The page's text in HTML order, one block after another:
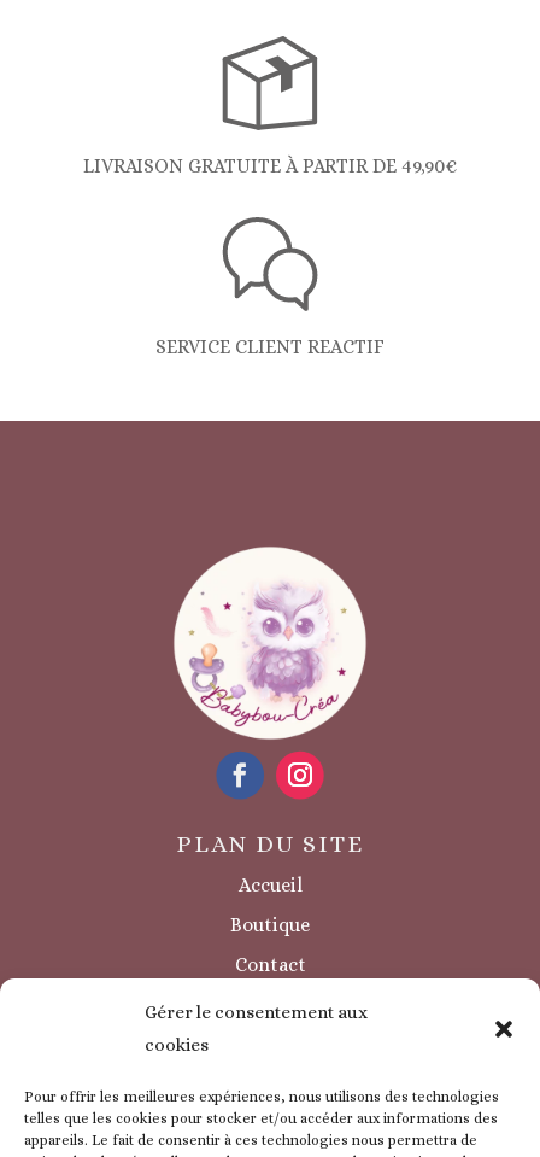
Gérer le consentement aux
cookies
Pour offrir les meilleures expériences, nous utilisons des technologies
telles que les cookies pour stocker et/ou accéder aux informations des
appareils. Le fait de consentir à ces technologies nous permettra de
LIVRAISON GRATUITE À PARTIR DE 49,90€
SERVICE CLIENT REACTIF
PLAN DU SITE
Accueil
Boutique
Contact
Sécurité / à savoir
INFORMATIONS LÉGALES
Politique de confidentialité